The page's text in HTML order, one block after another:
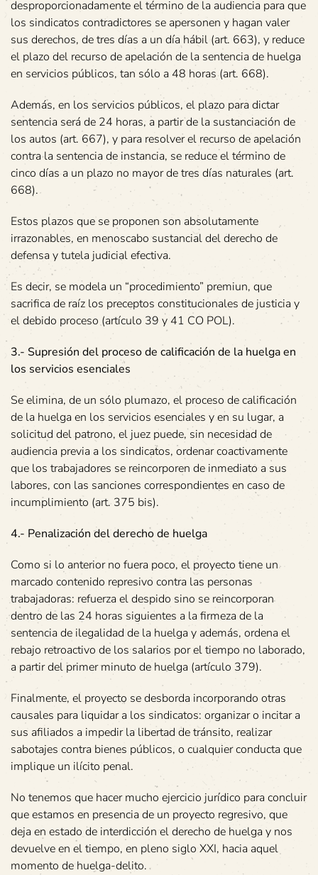
desproporcionadamente el término de la audiencia para que
los sindicatos contradictores se apersonen y hagan valer
sus derechos, de tres días a un día hábil (art. 663), y reduce
el plazo del recurso de apelación de la sentencia de huelga
en servicios públicos, tan sólo a 48 horas (art. 668).
Además, en los servicios públicos, el plazo para dictar
sentencia será de 24 horas, a partir de la sustanciación de
los autos (art. 667), y para resolver el recurso de apelación
contra la sentencia de instancia, se reduce el término de
cinco días a un plazo no mayor de tres días naturales (art.
668).
Estos plazos que se proponen son absolutamente
irrazonables, en menoscabo sustancial del derecho de
defensa y tutela judicial efectiva.
Es decir, se modela un “procedimiento” premiun, que
sacrifica de raíz los preceptos constitucionales de justicia y
el debido proceso (artículo 39 y 41 CO POL).
3.- Supresión del proceso de calificación de la huelga en
los servicios esenciales
Se elimina, de un sólo plumazo, el proceso de calificación
de la huelga en los servicios esenciales y en su lugar, a
solicitud del patrono, el juez puede, sin necesidad de
audiencia previa a los sindicatos, ordenar coactivamente
que los trabajadores se reincorporen de inmediato a sus
labores, con las sanciones correspondientes en caso de
incumplimiento (art. 375 bis).
4.- Penalización del derecho de huelga
Como si lo anterior no fuera poco, el proyecto tiene un
marcado contenido represivo contra las personas
trabajadoras: refuerza el despido sino se reincorporan
dentro de las 24 horas siguientes a la firmeza de la
sentencia de ilegalidad de la huelga y además, ordena el
rebajo retroactivo de los salarios por el tiempo no laborado,
a partir del primer minuto de huelga (artículo 379).
Finalmente, el proyecto se desborda incorporando otras
causales para liquidar a los sindicatos: organizar o incitar a
sus afiliados a impedir la libertad de tránsito, realizar
sabotajes contra bienes públicos, o cualquier conducta que
implique un ilícito penal.
No tenemos que hacer mucho ejercicio jurídico para concluir
que estamos en presencia de un proyecto regresivo, que
deja en estado de interdicción el derecho de huelga y nos
devuelve en el tiempo, en pleno siglo XXI, hacia aquel
momento de huelga-delito.